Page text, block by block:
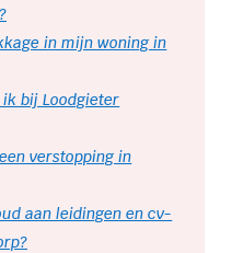
in mijn woning in
bij Loodgieter
verstopping in
aan leidingen en cv-